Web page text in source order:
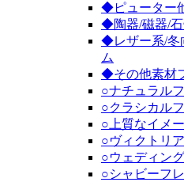
◆ピューター
◆陶器/磁器/石
◆レザー系/冬
ム
◆その他素材
○ナチュラル
○クラシカル
○上質なイメ
○ヴィクトリ
○ウェディン
○シャビーフ